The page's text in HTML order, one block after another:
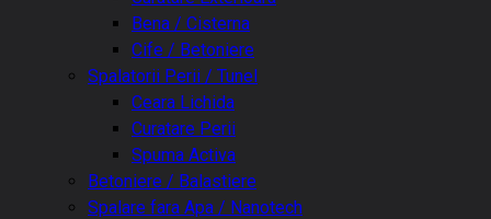
Bena / Cisterna
Cife / Betoniere
Spalatorii Perii / Tunel
Ceara Lichida
Curatare Perii
Spuma Activa
Betoniere / Balastiere
Spalare fara Apa / Nanotech